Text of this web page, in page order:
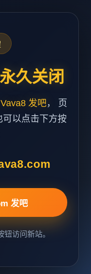
永久关闭
Vava8 发吧， 页
可以点击下方按
发吧
访问新站。